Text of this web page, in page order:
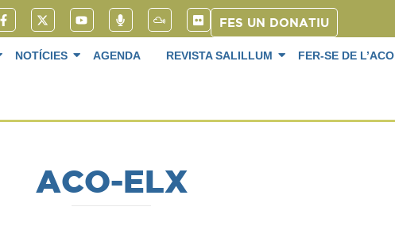
FES UN DONATIU
NOTÍCIES AGENDA REVISTA SALILLUM FER-SE DE L’ACO
ACO-ELX